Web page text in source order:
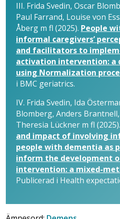
III. Frida Svedin, Oscar
Paul Farrand, Louise von
Åberg m fl (2025). People
informal caregivers’
and facilitators to
activation intervention: a
using Normalization
i BMC geriatrics.
IV. Frida Svedin, Ida
Blomberg, Anders
Theresia Lückner m fl (2025).
and impact of involving
people with dementia as
inform the development
intervention: a mixed-
Publicerad i Health